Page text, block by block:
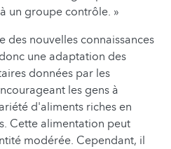
un groupe contrôle. »
nouvelles connaissances
une adaptation des
données par les
les gens à
d'aliments riches en
Cette alimentation peut
modérée. Cependant, il